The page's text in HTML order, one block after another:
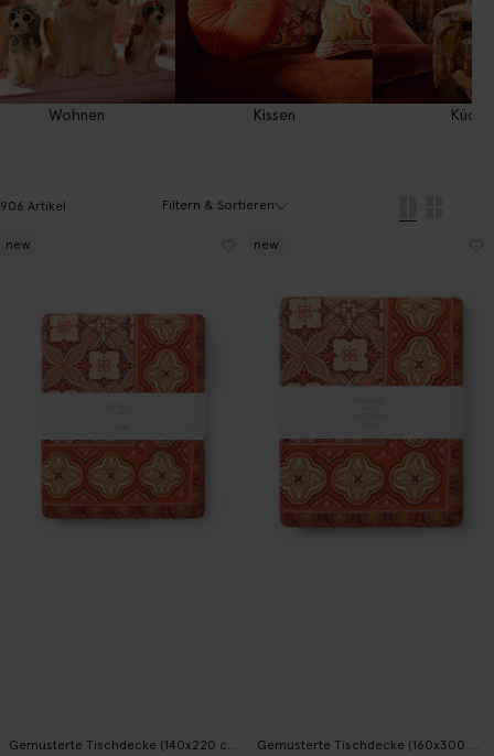
Wohnen Kissen Küche
906 Artikel Filtern & Sortieren
new new